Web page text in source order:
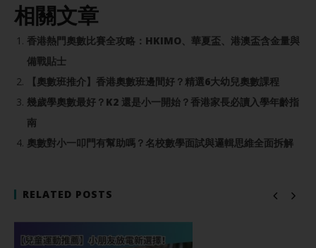
相關文章
香港熱門奧數比賽全攻略：HKIMO、華夏盃、港澳盃含金量與
備戰貼士
【奧數班推介】香港奧數班邊間好？精選6大幼兒奧數課程
幾歲學奧數最好？K2 還是小一開始？香港家長必讀入學年齡指
南
奧數對小一叩門有幫助嗎？名校數學面試與邏輯思維全面拆解
RELATED POSTS